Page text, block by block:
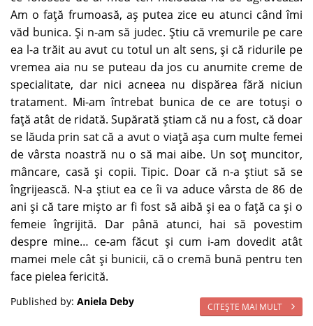
Am o faţă frumoasă, aş putea zice eu atunci când îmi
văd bunica. Şi n-am să judec. Ştiu că vremurile pe care
ea l-a trăit au avut cu totul un alt sens, şi că ridurile pe
vremea aia nu se puteau da jos cu anumite creme de
specialitate, dar nici acneea nu dispărea fără niciun
tratament. Mi-am întrebat bunica de ce are totuşi o
faţă atât de ridată. Supărată ştiam că nu a fost, că doar
se lăuda prin sat că a avut o viaţă aşa cum multe femei
de vârsta noastră nu o să mai aibe. Un soţ muncitor,
mâncare, casă şi copii. Tipic. Doar că n-a ştiut să se
îngrijească. N-a ştiut ea ce îi va aduce vârsta de 86 de
ani şi că tare mişto ar fi fost să aibă şi ea o faţă ca şi o
femeie îngrijită. Dar până atunci, hai să povestim
despre mine… ce-am făcut şi cum i-am dovedit atât
mamei mele cât şi bunicii, că o cremă bună pentru ten
face pielea fericită.
CITEŞTE MAI MULT
Published by: Aniela Deby